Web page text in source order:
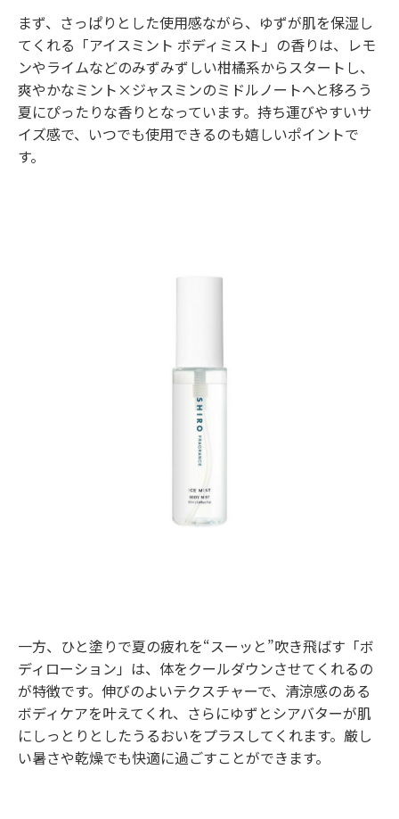
まず、さっぱりとした使用感ながら、ゆずが肌を保湿し
てくれる「アイスミント ボディミスト」の香りは、レモ
ンやライムなどのみずみずしい柑橘系からスタートし、
爽やかなミント×ジャスミンのミドルノートへと移ろう
夏にぴったりな香りとなっています。持ち運びやすいサ
イズ感で、いつでも使用できるのも嬉しいポイントで
す。
一方、ひと塗りで夏の疲れを“スーッと”吹き飛ばす「ボ
ディローション」は、体をクールダウンさせてくれるの
が特徴です。伸びのよいテクスチャーで、清涼感のある
ボディケアを叶えてくれ、さらにゆずとシアバターが肌
にしっとりとしたうるおいをプラスしてくれます。厳し
い暑さや乾燥でも快適に過ごすことができます。